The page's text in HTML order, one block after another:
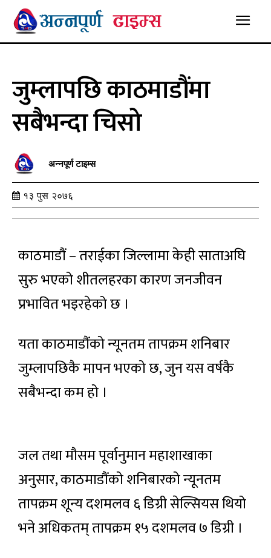
जुम्लापछि काठमाडौंमा
सबैभन्दा चिसो
अन्नपूर्ण टाइम्स
१३ पुस २०७६
काठमाडौं – तराईका जिल्लामा केही साताअघि
सुरु भएको शीतलहरका कारण जनजीवन
प्रभावित भइरहेको छ ।
यता काठमाडौंको न्यूनतम तापक्रम शनिबार
जुम्लापछिकै मापन भएको छ, जुन यस वर्षकै
सबैभन्दा कम हो ।
जल तथा मौसम पूर्वानुमान महाशाखाका
अनुसार, काठमाडौंको शनिबारको न्यूनतम
तापक्रम शून्य दशमलव ६ डिग्री सेल्सियस थियो
भने अधिकतम् तापक्रम १५ दशमलव ७ डिग्री ।